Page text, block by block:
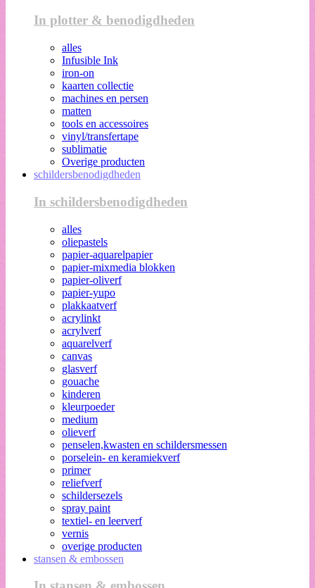
In plotter & benodigdheden
alles
Infusible Ink
iron-on
kaarten collectie
machines en persen
matten
tools en accessoires
vinyl/transfertape
sublimatie
Overige producten
schildersbenodigdheden
In schildersbenodigdheden
alles
oliepastels
papier-aquarelpapier
papier-mixmedia blokken
papier-oliverf
papier-yupo
plakkaatverf
acrylinkt
acrylverf
aquarelverf
canvas
glasverf
gouache
kinderen
kleurpoeder
medium
olieverf
penselen,kwasten en schildersmessen
porselein- en keramiekverf
primer
reliefverf
schildersezels
spray paint
textiel- en leerverf
vernis
overige producten
stansen & embossen